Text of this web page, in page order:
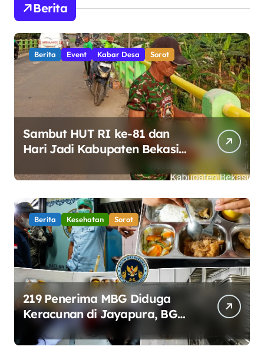
Berita
Berita Event Kabar Desa Sorot
Sambut HUT RI ke-81 dan
Hari Jadi Kabupaten Bekasi
ke-76, Pemdes Muara bakti
Gotong Royong Percantik
Jembatan CBL
Berita Kesehatan Sorot
219 Penerima MBG Diduga
Keracunan di Jayapura, BGN
Perketat Pengawasan
Keamanan Pangan